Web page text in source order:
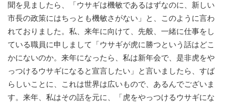
聞を見ましたら、「ウサギは機敏であるはずなのに、新しい
市長の政策にはちっとも機敏さがない」と、このように言わ
れておりました。私、来年に向けて、先般、一緒に仕事をし
ている職員に申しまして「ウサギが虎に勝つという話はどこ
かにないのか。来年になったら、私は新年会で、是非虎をや
っつけるウサギになると宣言したい」と言いましたら、すば
らしいことに、これは世界は広いもので、あるんでございま
す。来年、私はその話を元に、「虎をやっつけるウサギにな